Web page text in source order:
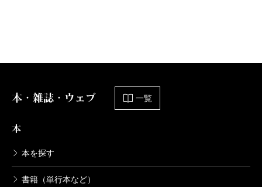
本・雑誌・ウェブ 一覧
本
本を探す
書籍（単行本など）